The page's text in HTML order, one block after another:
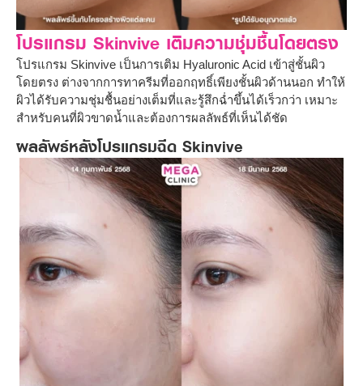
โปรแกรม Skinvive เติมความชุ่มชื้นโดยตรง
โปรแกรม Skinvive เป็นการเติม Hyaluronic Acid เข้าสู่ชั้นผิว
โดยตรง ต่างจากการทาครีมที่ออกฤทธิ์เพียงชั้นผิวด้านนอก ทำให้
ผิวได้รับความชุ่มชื้นอย่างเต็มที่และรู้สึกฉ่ำขึ้นได้เร็วกว่า เหมาะ
สำหรับคนที่ผิวขาดน้ำและต้องการผลลัพธ์ที่เห็นได้ชัด
ผลลัพธ์หลังโปรแกรมฉีด Skinvive